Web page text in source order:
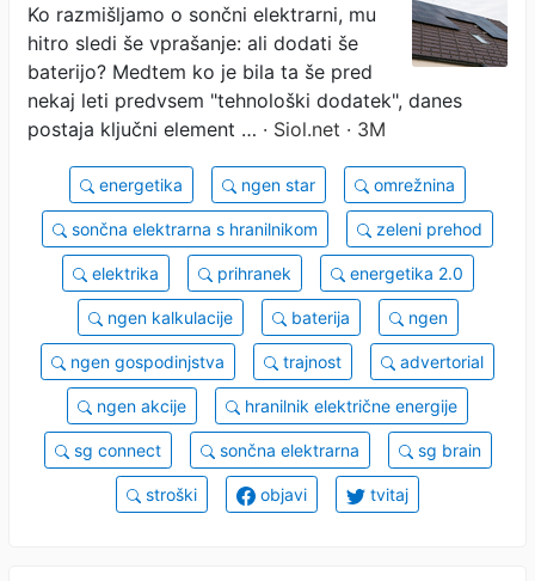
Ko razmišljamo o sončni elektrarni, mu
hitro sledi še vprašanje: ali dodati še
baterijo? Medtem ko je bila ta še pred
nekaj leti predvsem "tehnološki dodatek", danes
postaja ključni element … · Siol.net · 3M
energetika ngen star omrežnina
sončna elektrarna s hranilnikom zeleni prehod
elektrika prihranek energetika 2.0
ngen kalkulacije baterija ngen
ngen gospodinjstva trajnost advertorial
ngen akcije hranilnik električne energije
sg connect sončna elektrarna sg brain
stroški objavi tvitaj